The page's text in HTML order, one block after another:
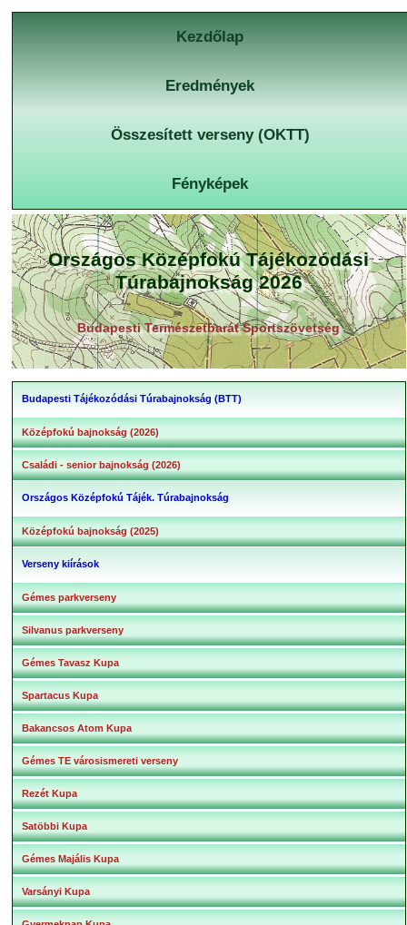
Kezdőlap
Eredmények
Összesített verseny (OKTT)
Fényképek
Országos Középfokú Tájékozódási
Túrabajnokság 2026
Budapesti Természetbarát Sportszövetség
Budapesti Tájékozódási Túrabajnokság (BTT)
Középfokú bajnokság (2026)
Családi - senior bajnokság (2026)
Országos Középfokú Tájék. Túrabajnokság
Középfokú bajnokság (2025)
Verseny kiírások
Gémes parkverseny
Silvanus parkverseny
Gémes Tavasz Kupa
Spartacus Kupa
Bakancsos Atom Kupa
Gémes TE városismereti verseny
Rezét Kupa
Satöbbi Kupa
Gémes Majális Kupa
Varsányi Kupa